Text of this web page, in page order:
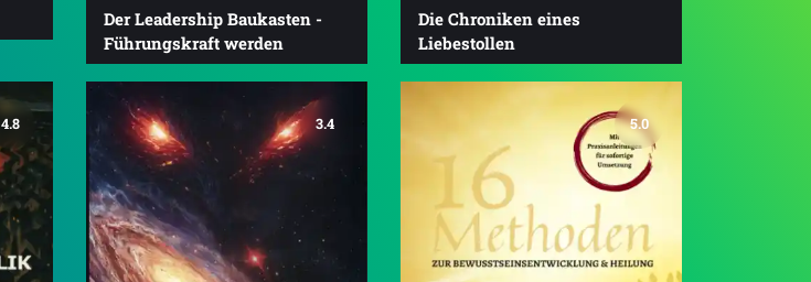
Der Leadership Baukasten -
Führungskraft werden
Die Chroniken eines
Liebestollen
4.8 3.4 5.0